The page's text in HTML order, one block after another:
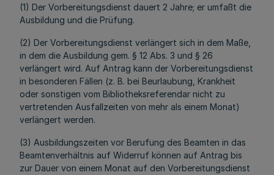
(1) Der Vorbereitungsdienst dauert 2 Jahre; er umfaßt die
Ausbildung und die Prüfung.
(2) Der Vorbereitungsdienst verlängert sich in dem Maße,
in dem die Ausbildung gem. § 12 Abs. 3 und § 26
verlängert wird. Auf Antrag kann der Vorbereitungsdienst
in besonderen Fällen (z. B. bei Beurlaubung, Krankheit
oder sonstigen vom Bibliotheksreferendar nicht zu
vertretenden Ausfallzeiten von mehr als einem Monat)
verlängert werden.
(3) Ausbildungszeiten vor Berufung des Beamten in das
Beamtenverhältnis auf Widerruf können auf Antrag bis
zur Dauer von einem Monat auf den Vorbereitungsdienst